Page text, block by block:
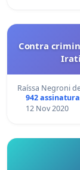
Contra
Irati
Raíssa Negroni
942
12 Nov 2020